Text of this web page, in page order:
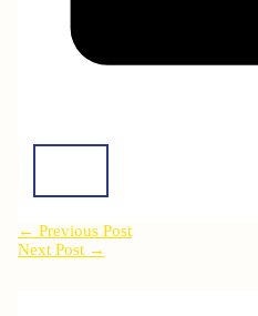
← Previous Post
Next Post →